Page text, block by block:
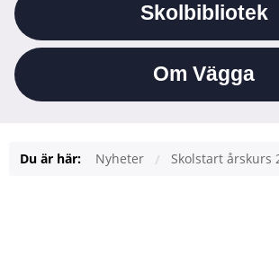
Skolbibliotek
Om Vägga
Du är här: Nyheter Skolstart årskurs